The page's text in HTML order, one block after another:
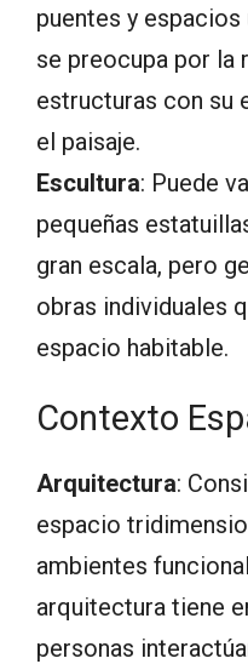
puentes y
se preocupa por la
estructuras con su
el paisaje.
Escultura: Puede
pequeñas
gran escala, pero
obras individuales
espacio habitable.
Contexto
Arquitectura:
espacio
ambientes
arquitectura tiene
personas